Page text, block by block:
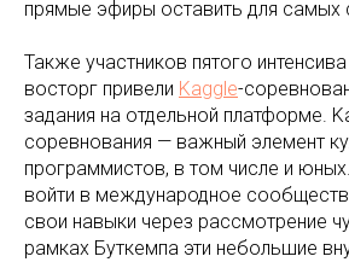
прямые эфиры оставить для самых
Также участников пятого
восторг привели Kaggle-
задания на отдельной платформе.
соревнования — важный элемент
программистов, в том числе и
войти в международное
свои навыки через рассмотрение
рамках Буткемпа эти небольшие